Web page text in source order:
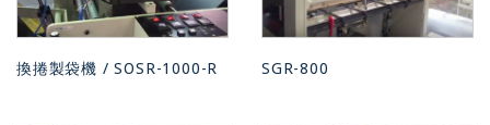
換捲製袋機 / SOSR-1000-R SGR-800